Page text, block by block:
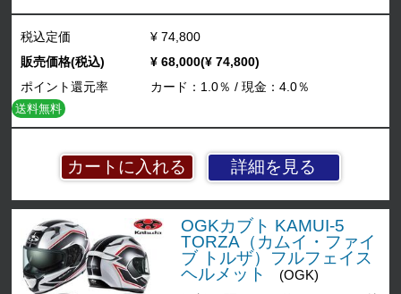
詳細を見る
税込定価
¥ 74,800
販売価格(税込)
¥ 68,000(¥ 74,800)
ポイント還元率
カード：1.0％ / 現金：4.0％
送料無料
OGKカブト KAMUI-5
TORZA（カムイ・ファイ
ブ トルザ）フルフェイス
ヘルメット
(OGK)